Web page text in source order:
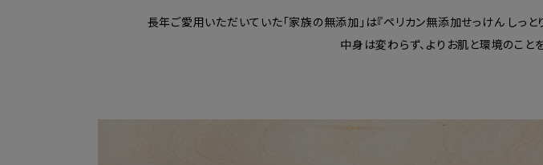
長年ご愛用いただいていた「家族の無添加」は『ペリカン無添加せっけん しっと
中身は変わらず、よりお肌と環境のこと